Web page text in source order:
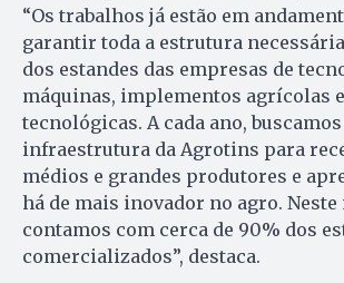
“Os trabalhos já estão em
garantir toda a estrutura
dos estandes das empresas de
máquinas, implementos agrícolas
tecnológicas. A cada ano,
infraestrutura da Agrotins para
médios e grandes produtores e
há de mais inovador no agro.
contamos com cerca de 90% dos
comercializados”, destaca.